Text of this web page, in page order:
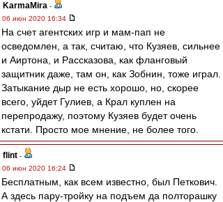
KarmaMira -
06 июн 2020 16:34
На счет агентских игр и мам-пап не
осведомлен, а так, считаю, что Кузяев, сильнее
и Аиртона, и Рассказова, как фланговый
защитник даже, там он, как Зобнин, тоже играл.
Затыкание дыр не есть хорошо, но, скорее
всего, уйдет Гулиев, а Крал куплен на
перепродажу, поэтому Кузяев будет очень
кстати. Просто мое мнение, не более того.
flint -
06 июн 2020 16:24
Бесплатным, как всем известно, был Петкович.
А здесь пару-тройку на подъем да полторашку